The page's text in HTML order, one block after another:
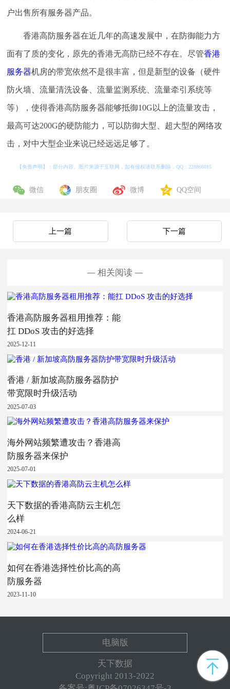
户出售所有服务器产品。
香港高防服务器在近几年的高速发展中，在防御能力方
面有了质的变化，原先的香港无高防已经不存在。尽管香港
服务器机房的带宽依然不是很丰富，但是新型的设备（硬件
防火墙、流量清洗设备、流量监测系统、流量牵引系统等
等），使得香港高防服务器能够抵御10G以上的流量攻击，
最高可达200G的硬防能力，可以防御大型、超大型的网络攻
击，对中大型企业来说已经远远足够了。
【免责声明】：部分内容、图片来源于互联网，如有侵权请联系删除，QQ：228866015
微信 朋友圈 微博 QQ空间
下一篇
上一篇
相关阅读
香港高防服务器租用推荐：能
扛 DDoS 攻击的好选择
2025-12-11
香港 / 新加坡高防服务器防护
带宽限时升级活动
2025-07-03
海外网站频繁遭攻击？香港高
防服务器来保护
2025-07-01
天下数据的香港高防云主机怎
么样
2024-06-21
如何在香港选择性价比高的高
防服务器
2023-11-10
电脑版
天下数据
Copyright 2013-2022